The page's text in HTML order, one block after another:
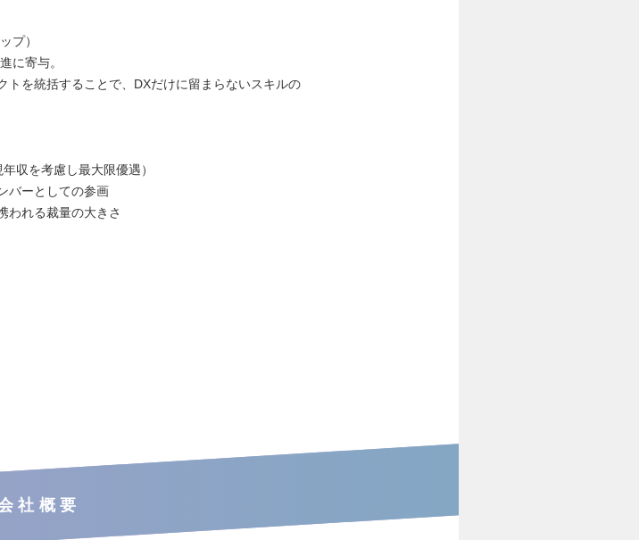
プ）
に寄与。
トを統括することで、DXだけに留まらないスキルの
収を考慮し最大限優遇）
バーとしての参画
われる裁量の大きさ
社概要